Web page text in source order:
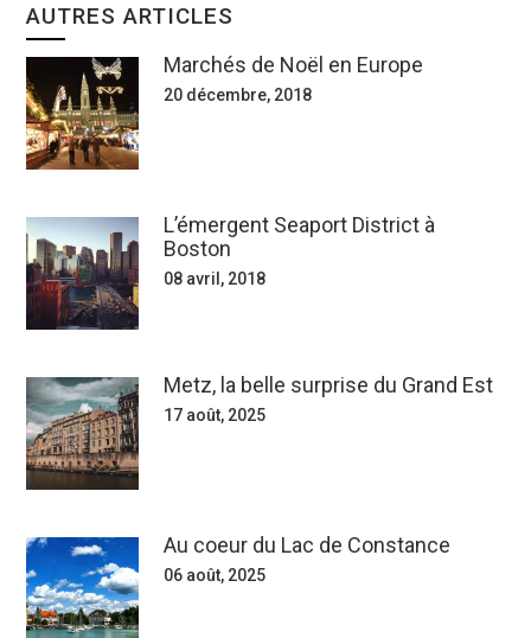
AUTRES ARTICLES
Marchés de Noël en Europe
20 décembre, 2018
L’émergent Seaport District à
Boston
08 avril, 2018
Metz, la belle surprise du Grand Est
17 août, 2025
Au coeur du Lac de Constance
06 août, 2025